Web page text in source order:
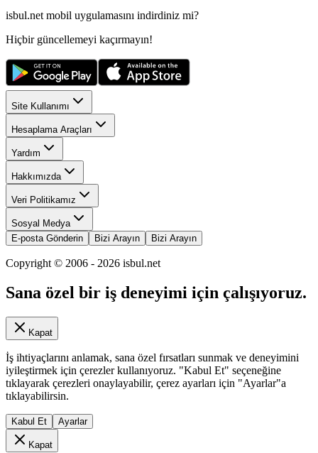
isbul.net mobil uygulamasını indirdiniz mi?
Hiçbir güncellemeyi kaçırmayın!
Site Kullanımı
Hesaplama Araçları
Yardım
Hakkımızda
Veri Politikamız
Sosyal Medya
E-posta Gönderin
Bizi Arayın Bizi Arayın
Copyright © 2006 - 2026 isbul.net
Sana özel bir iş deneyimi için çalışıyoruz.
Kapat
İş ihtiyaçlarını anlamak, sana özel fırsatları sunmak ve deneyimini
iyileştirmek için çerezler kullanıyoruz. "Kabul Et" seçeneğine
tıklayarak çerezleri onaylayabilir, çerez ayarları için "Ayarlar"a
tıklayabilirsin.
Kabul Et Ayarlar
Kapat